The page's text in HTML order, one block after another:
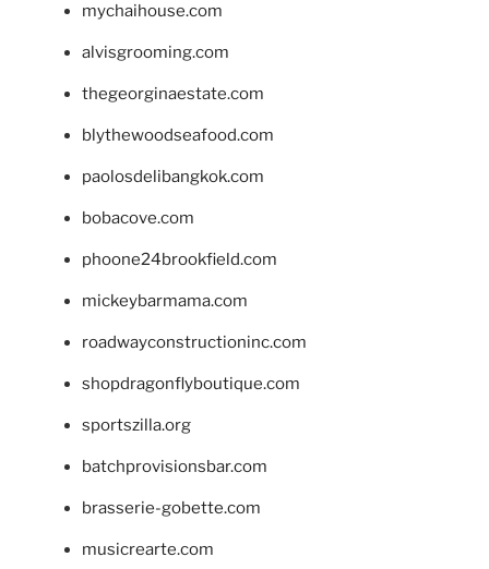
mychaihouse.com
alvisgrooming.com
thegeorginaestate.com
blythewoodseafood.com
paolosdelibangkok.com
bobacove.com
phoone24brookfield.com
mickeybarmama.com
roadwayconstructioninc.com
shopdragonflyboutique.com
sportszilla.org
batchprovisionsbar.com
brasserie-gobette.com
musicrearte.com